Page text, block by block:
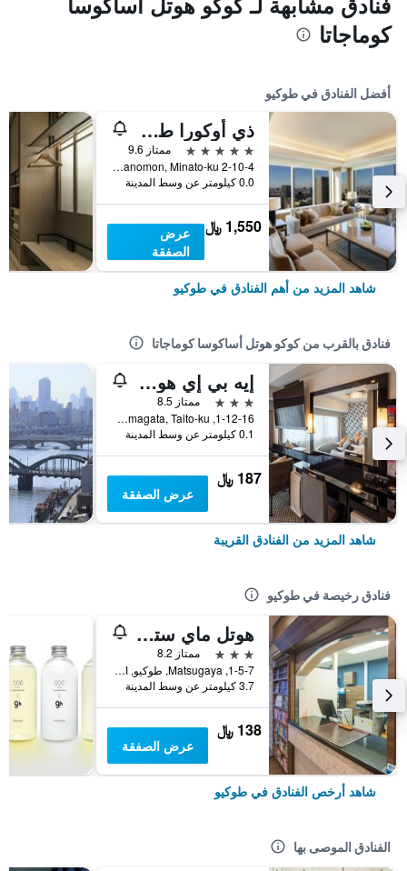
كوماجاتا
أفضل الفنادق في طوكيو
ذي أوكورا طوكيو
5 نجوم
ممتاز 9.6
2-10-4 Toranomon, Minato-ku, طوكيو, اليابان
0.0 كيلومتر عن وسط المدينة
1,550 ﷼
عرض
الصفقة
شاهد المزيد من أهم الفنادق في طوكيو
فنادق بالقرب من كوكو هوتل أساكوسا كوماجاتا
إيه بي إي هوتل أساكوسا إكيماي
3 نجوم
ممتاز 8.5
1-12-16, Komagata, Taito-ku, طوكيو, اليابان
0.1 كيلومتر عن وسط المدينة
187 ﷼
عرض الصفقة
شاهد المزيد من الفنادق القريبة
فنادق رخيصة في طوكيو
هوتل ماي ستايز أوينو إناريتشو
3 نجوم
ممتاز 8.2
1-5-7, Matsugaya, طوكيو, اليابان
3.7 كيلومتر عن وسط المدينة
138 ﷼
عرض الصفقة
شاهد أرخص الفنادق في طوكيو
الفنادق الموصى بها